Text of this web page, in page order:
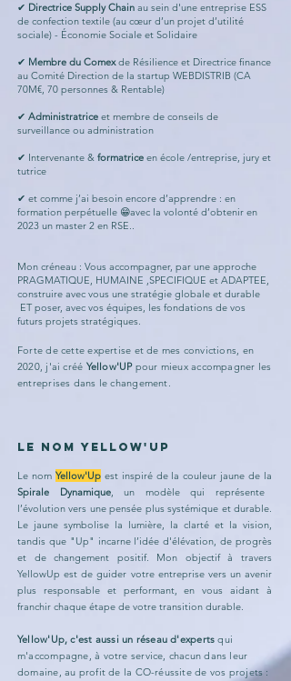
✔ Directrice Supply Chain au sein d'une entreprise ESS
de confection textile (au cœur d’un projet d’utilité
sociale) - Économie Sociale et Solidaire
✔ Membre du Comexde Résilience et Directrice finance
au Comité Direction de la startup WEBDISTRIB (CA
70M€, 70 personnes & Rentable)
✔ Administratrice et membre de conseils de
surveillance ou administration
✔ Intervenante & formatrice en école /entreprise, jury et
tutrice
✔ et comme j’ai besoin encore d’apprendre : en
formation perpétuelle 😁avec la volonté d’obtenir en
2023 un master 2 en RSE..
Mon créneau : Vous accompagner, par une approche
PRAGMATIQUE, HUMAINE ,SPECIFIQUE et ADAPTEE,
construire avec vous une stratégie globale et durable
ET poser, avec vos équipes, les fondations de vos
futurs projets stratégiques.
Forte de cette expertise et de mes convictions, en
2020, j'ai créé Yellow'UPpour mieux accompagner les
entreprises dans le changement.
Le nom Yellow'Up
Le nom Yellow'Upest inspiré de la couleur jaune de la
Spirale Dynamique, un modèle qui représente
l’évolution vers une pensée plus systémique et durable.
Le jaune symbolise la lumière, la clarté et la vision,
tandis que "Up" incarne l’idée d'élévation, de progrès
et de changement positif. Mon objectif à travers
YellowUp est de guider votre entreprise vers un avenir
plus responsable et performant, en vous aidant à
franchir chaque étape de votre transition durable.
Yellow'Up, c'est aussi un réseau d'expertsqui
m'accompagne, à votre service, chacun dans leur
domaine, au profit de la CO-réussite de vos projets :